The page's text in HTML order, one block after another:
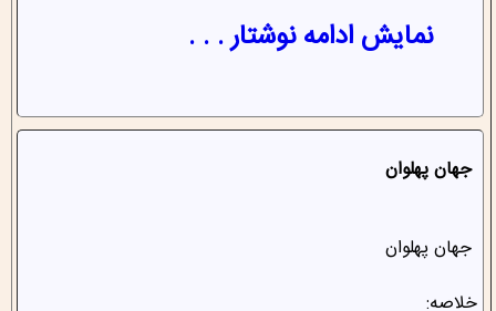
نمایش ادامه نوشتار . . .
جهان پهلوان
جهان پهلوان